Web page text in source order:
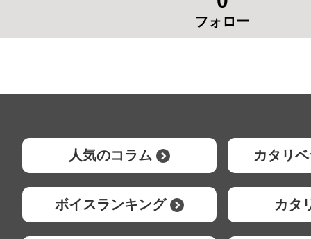
フォロー
人気のコラム カタリ
ボイスランキング カタ